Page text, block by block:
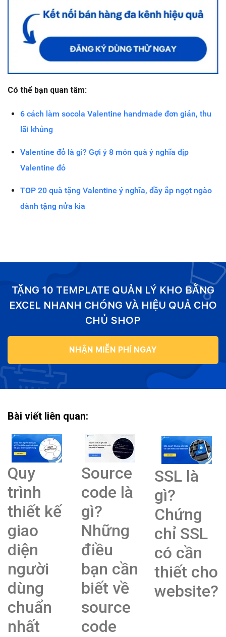
Có thể bạn quan tâm:
6 cách làm socola Valentine handmade đơn giản, thu
lãi khủng
Valentine đỏ là gì? Gợi ý 8 món quà ý nghĩa dịp
Valentine đỏ
TOP 20 quà tặng Valentine ý nghĩa, đầy ắp ngọt ngào
dành tặng nửa kia
TẶNG 10 TEMPLATE QUẢN LÝ KHO BẰNG
EXCEL NHANH CHÓNG VÀ HIỆU QUẢ CHO
CHỦ SHOP
NHẬN MIỄN PHÍ NGAY
Bài viết liên quan:
Quy
trình
thiết kế
giao
diện
người
dùng
chuẩn
nhất
Source
code là
gì?
Những
điều
bạn cần
biết về
source
code
SSL là
gì?
Chứng
chỉ SSL
có cần
thiết cho
website?